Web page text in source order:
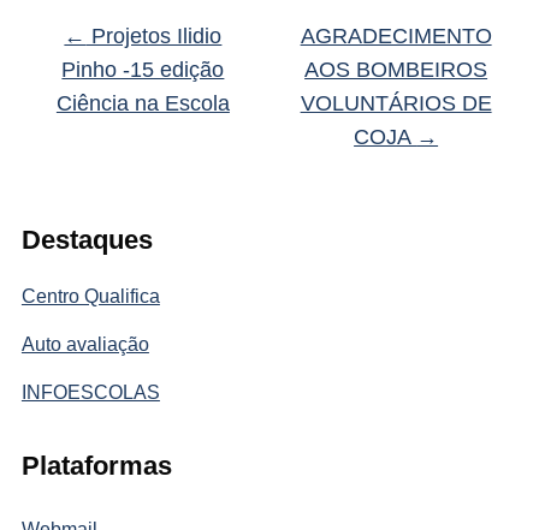
Destaques
Centro Qualifica
Auto avaliação
INFOESCOLAS
Plataformas
← Projetos Ilidio
Pinho -15 edição
Ciência na Escola
AGRADECIMENTO
AOS BOMBEIROS
VOLUNTÁRIOS DE
COJA →